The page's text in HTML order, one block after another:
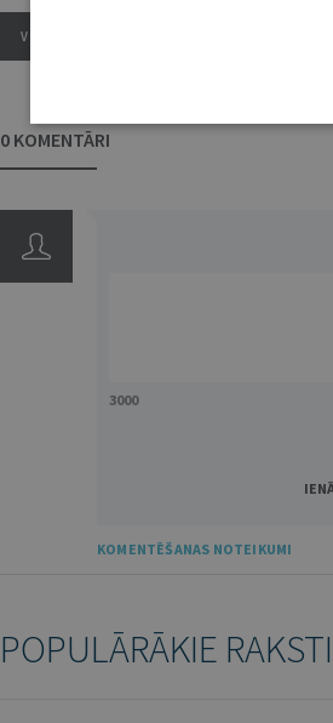
VISI ŽURNĀLA RAKSTI
0 KOMENTĀRI
3000
KOMENTĒŠANAS NOTEIKUMI
POPULĀRĀKIE